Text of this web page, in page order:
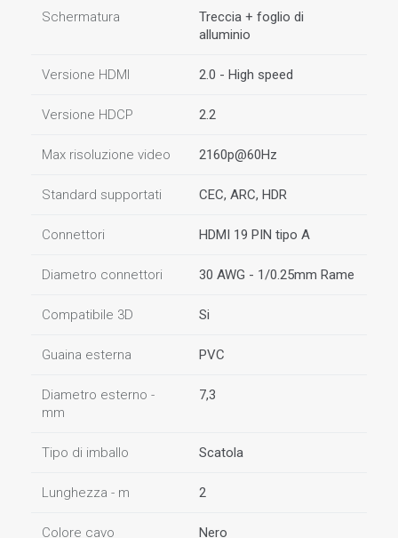
Schermatura
Treccia + foglio di
alluminio
Versione HDMI 2.0 - High speed
Versione HDCP 2.2
Max risoluzione video 2160p@60Hz
Standard supportati CEC, ARC, HDR
Connettori HDMI 19 PIN tipo A
Diametro connettori 30 AWG - 1/0.25mm Rame
Compatibile 3D Si
Guaina esterna PVC
Diametro esterno -
mm
7,3
Tipo di imballo Scatola
Lunghezza - m 2
Colore cavo Nero